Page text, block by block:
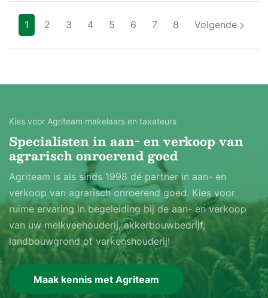
1 2 3 4 5 6 7 8 Volgende
Kies voor Agriteam makelaars en taxateurs
Specialisten in aan- en verkoop van
agrarisch onroerend goed
Agriteam is als sinds 1998 dé partner in aan- en
verkoop van agrarisch onroerend goed. Kies voor
ruime ervaring in begeleiding bij de aan- en verkoop
van uw melkveehouderij, akkerbouwbedrijf,
landbouwgrond of varkenshouderij!
Maak kennis met Agriteam